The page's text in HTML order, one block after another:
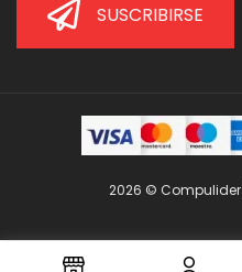
SUSCRIBIRSE
2026 © Compulider